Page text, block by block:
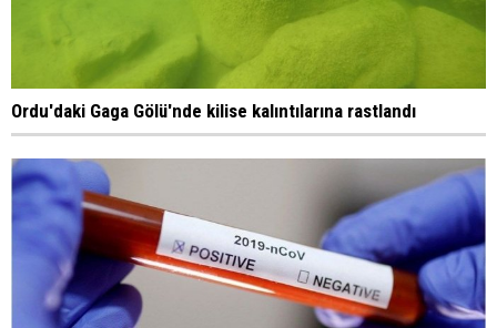
Ordu'daki Gaga Gölü'nde kilise kalıntılarına rastlandı